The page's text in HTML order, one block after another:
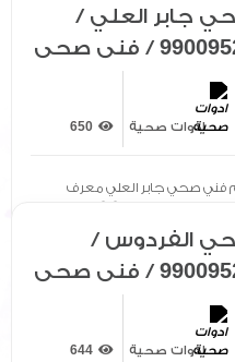
جابر العلي /
99009522 / فني صحي
سباك / ادوات صحية /
صحي جابر العلي
ادوات صحية
فني صحي جابر العلي معرف
الجميع بتوفير سيارة[ .. ]
الفردوس /
99009522 / فني صحي
سباك / ادوات صحية /
صحي الفردوس
ادوات صحية